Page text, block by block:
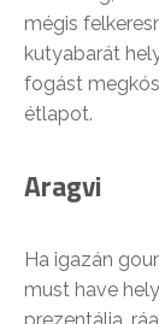
mégis
kutyabarát
fogást
étlapot.
Aragvi
Ha igazán
must have